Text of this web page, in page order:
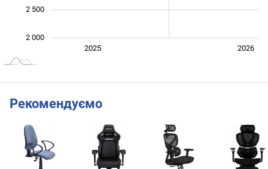
2 000
2 500
2026
2025
Рекомендуємо